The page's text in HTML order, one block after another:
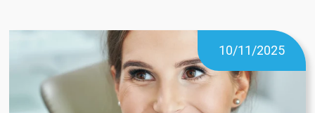
10/11/2025